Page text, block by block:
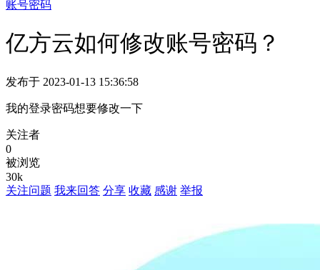
账号密码
亿方云如何修改账号密码？
发布于 2023-01-13 15:36:58
我的登录密码想要修改一下
关注者
0
被浏览
30k
关注问题 我来回答 分享 收藏 感谢 举报